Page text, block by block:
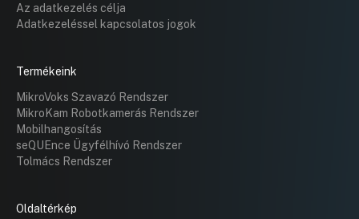
Az adatkezelés célja
Adatkezeléssel kapcsolatos jogok
Termékeink
MikroVoks Szavazó Rendszer
MikroKam Robotkamerás Rendszer
Mobilhangosítás
seQUEnce Ügyfélhívó Rendszer
Tolmács Rendszer
Oldaltérkép